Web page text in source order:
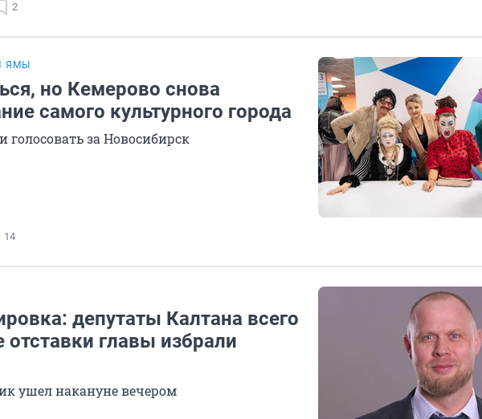
2
ЯМЫ
но Кемерово снова
самого культурного города
голосовать за Новосибирск
14
депутаты Калтана всего
отставки главы избрали
ушел накануне вечером